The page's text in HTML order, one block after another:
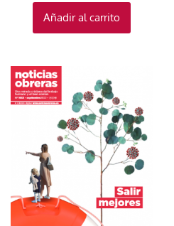
Añadir al carrito